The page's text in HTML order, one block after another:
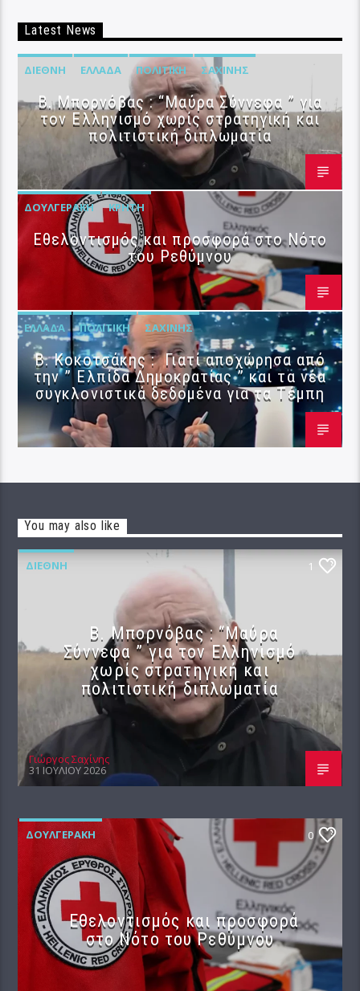
Latest News
ΔΙΕΘΝΉ ΕΛΛΆΔΑ ΠΟΛΙΤΙΚΉ ΣΑΧΊΝΗΣ
B. Μπορνόβας : “Μαύρα Σύννεφα ” για
τον Ελληνισμό χωρίς στρατηγική και
πολιτιστική διπλωματία
ΔΟΥΛΓΕΡΆΚΗ ΚΡΉΤΗ
Εθελοντισμός και προσφορά στο Νότο
του Ρεθύμνου
ΕΛΛΆΔΑ ΠΟΛΙΤΙΚΉ ΣΑΧΊΝΗΣ
Β. Κοκοτσάκης : Γιατί αποχώρησα από
την ” Ελπίδα Δημοκρατίας ” και τα νέα
συγκλονιστικά δεδομένα για τα Τέμπη
You may also like
ΔΙΕΘΝΉ 1
B. Μπορνόβας : “Μαύρα
Σύννεφα ” για τον Ελληνισμό
χωρίς στρατηγική και
πολιτιστική διπλωματία
Γιώργος Σαχίνης
31 ΙΟΥΛΊΟΥ 2026
ΔΟΥΛΓΕΡΆΚΗ 0
Εθελοντισμός και προσφορά
στο Νότο του Ρεθύμνου